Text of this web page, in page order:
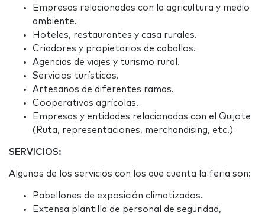
Empresas relacionadas con la agricultura y medio
ambiente.
Hoteles, restaurantes y casa rurales.
Criadores y propietarios de caballos.
Agencias de viajes y turismo rural.
Servicios turísticos.
Artesanos de diferentes ramas.
Cooperativas agrícolas.
Empresas y entidades relacionadas con el Quijote
(Ruta, representaciones, merchandising, etc.)
SERVICIOS:
Algunos de los servicios con los que cuenta la feria son:
Pabellones de exposición climatizados.
Extensa plantilla de personal de seguridad,